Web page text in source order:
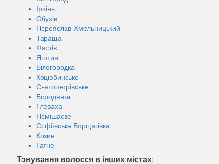
Ірпінь
Обухів
Переяслав-Хмельницький
Тараща
Фастів
Яготин
Білогородка
Коцюбинське
Святопетрівське
Бородянка
Глеваха
Немішаєве
Софіївська Борщагівка
Козин
Гатне
Тонування волосся в інших містах: